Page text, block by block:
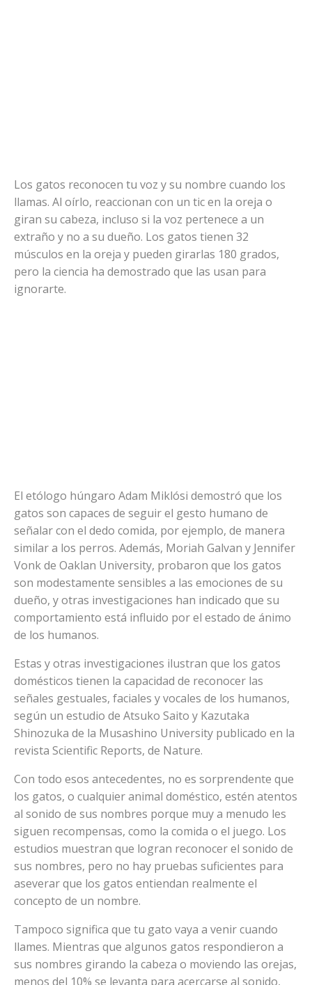
Los gatos reconocen tu voz y su nombre cuando los
llamas. Al oírlo, reaccionan con un tic en la oreja o
giran su cabeza, incluso si la voz pertenece a un
extraño y no a su dueño. Los gatos tienen 32
músculos en la oreja y pueden girarlas 180 grados,
pero la ciencia ha demostrado que las usan para
ignorarte.
El etólogo húngaro Adam Miklósi demostró que los
gatos son capaces de seguir el gesto humano de
señalar con el dedo comida, por ejemplo, de manera
similar a los perros. Además, Moriah Galvan y Jennifer
Vonk de Oaklan University, probaron que los gatos
son modestamente sensibles a las emociones de su
dueño, y otras investigaciones han indicado que su
comportamiento está influido por el estado de ánimo
de los humanos.
Estas y otras investigaciones ilustran que los gatos
domésticos tienen la capacidad de reconocer las
señales gestuales, faciales y vocales de los humanos,
según un estudio de Atsuko Saito y Kazutaka
Shinozuka de la Musashino University publicado en la
revista Scientific Reports, de Nature.
Con todo esos antecedentes, no es sorprendente que
los gatos, o cualquier animal doméstico, estén atentos
al sonido de sus nombres porque muy a menudo les
siguen recompensas, como la comida o el juego. Los
estudios muestran que logran reconocer el sonido de
sus nombres, pero no hay pruebas suficientes para
aseverar que los gatos entiendan realmente el
concepto de un nombre.
Tampoco significa que tu gato vaya a venir cuando
llames. Mientras que algunos gatos respondieron a
sus nombres girando la cabeza o moviendo las orejas,
menos del 10% se levanta para acercarse al sonido,